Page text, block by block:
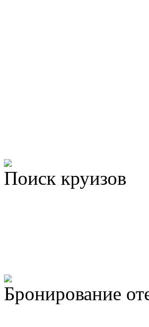
Поиск круизов
Бронирование